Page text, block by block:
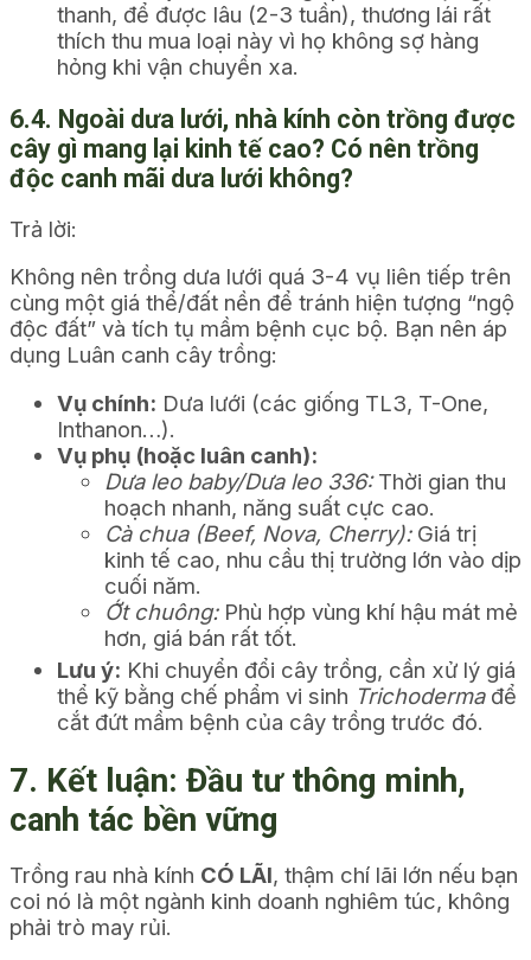
thanh, để được lâu (2-3 tuần), thương lái rất
thích thu mua loại này vì họ không sợ hàng
hỏng khi vận chuyển xa.
6.4. Ngoài dưa lưới, nhà kính còn trồng được
cây gì mang lại kinh tế cao? Có nên trồng
độc canh mãi dưa lưới không?
Trả lời:
Không nên trồng dưa lưới quá 3-4 vụ liên tiếp trên
cùng một giá thể/đất nền để tránh hiện tượng “ngộ
độc đất” và tích tụ mầm bệnh cục bộ. Bạn nên áp
dụng Luân canh cây trồng:
Vụ chính: Dưa lưới (các giống TL3, T-One,
Inthanon…).
Vụ phụ (hoặc luân canh):
Dưa leo baby/Dưa leo 336:Thời gian thu
hoạch nhanh, năng suất cực cao.
Cà chua (Beef, Nova, Cherry):Giá trị
kinh tế cao, nhu cầu thị trường lớn vào dịp
cuối năm.
Ớt chuông:Phù hợp vùng khí hậu mát mẻ
hơn, giá bán rất tốt.
Lưu ý: Khi chuyển đổi cây trồng, cần xử lý giá
thể kỹ bằng chế phẩm vi sinh Trichodermađể
cắt đứt mầm bệnh của cây trồng trước đó.
7. Kết luận: Đầu tư thông minh,
canh tác bền vững
Trồng rau nhà kính CÓ LÃI, thậm chí lãi lớn nếu bạn
coi nó là một ngành kinh doanh nghiêm túc, không
phải trò may rủi.